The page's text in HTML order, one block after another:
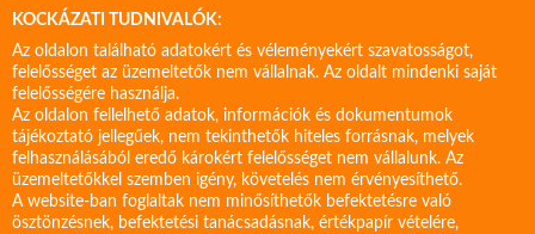
KOCKÁZATI TUDNIVALÓK:
Az oldalon található adatokért és véleményekért szavatosságot,
felelősséget az üzemeltetők nem vállalnak. Az oldalt mindenki saját
felelősségére használja.
Az oldalon fellelhető adatok, információk és dokumentumok
tájékoztató jellegűek, nem tekinthetők hiteles forrásnak, melyek
felhasználásából eredő károkért felelősséget nem vállalunk. Az
üzemeltetőkkel szemben igény, követelés nem érvényesíthető.
A website-ban foglaltak nem minősíthetők befektetésre való
ösztönzésnek, befektetési tanácsadásnak, értékpapír vételére,